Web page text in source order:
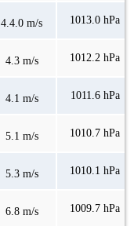
4.4.0 m/s 1013.0 hPa
4.3 m/s 1012.2 hPa
4.1 m/s 1011.6 hPa
5.1 m/s 1010.7 hPa
5.3 m/s 1010.1 hPa
6.8 m/s 1009.7 hPa